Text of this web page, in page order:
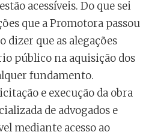
acessíveis. Do que sei
que a Promotora passou
dizer que as alegações
público na aquisição dos
fundamento.
e execução da obra
de advogados e
mediante acesso ao